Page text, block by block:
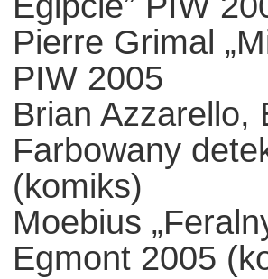
Pierre Grimal
PIW 2005
Brian Azzarello,
Farbowany
(komiks)
Moebius
Egmont 2005